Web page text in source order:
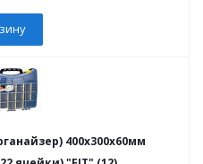
400х300х60мм